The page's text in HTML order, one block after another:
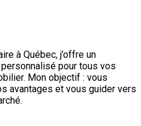
à Québec, j’offre un
pour tous vos
Mon objectif : vous
avantages et vous guider vers